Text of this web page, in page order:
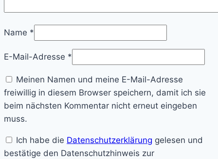
Name *
E-Mail-Adresse *
Meinen Namen und meine E-Mail-Adresse
freiwillig in diesem Browser speichern, damit ich sie
beim nächsten Kommentar nicht erneut eingeben
muss.
Ich habe die Datenschutzerklärung gelesen und
bestätige den Datenschutzhinweis zur